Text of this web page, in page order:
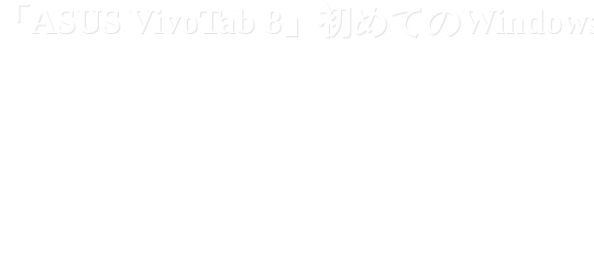
ASUS VivoTab 8」初めての